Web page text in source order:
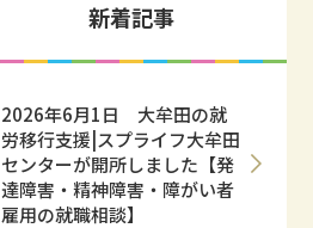
新着記事
2026年6月1日 大牟田の就
労移行支援|スプライフ大牟田
センターが開所しました【発
達障害・精神障害・障がい者
雇用の就職相談】